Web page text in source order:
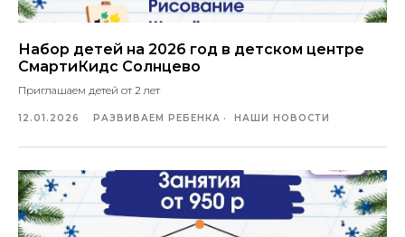
Набор детей на 2026 год в детском центре
СмартиКидс Солнцево
Приглашаем детей от 2 лет
12.01.2026 РАЗВИВАЕМ РЕБЕНКА НАШИ НОВОСТИ